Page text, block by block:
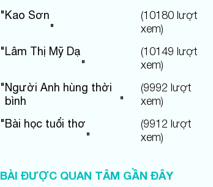
"Kao Sơn
"
(10180lượt
xem)
"Lâm Thị Mỹ Dạ
"
(10149 lượt
xem)
"Người Anh hùng thời
bình
"
(9992 lượt
xem)
"Bài học tuổi thơ
"
(9912 lượt
xem)
BÀI ĐƯỢC QUAN TÂM GẦN ĐÂY